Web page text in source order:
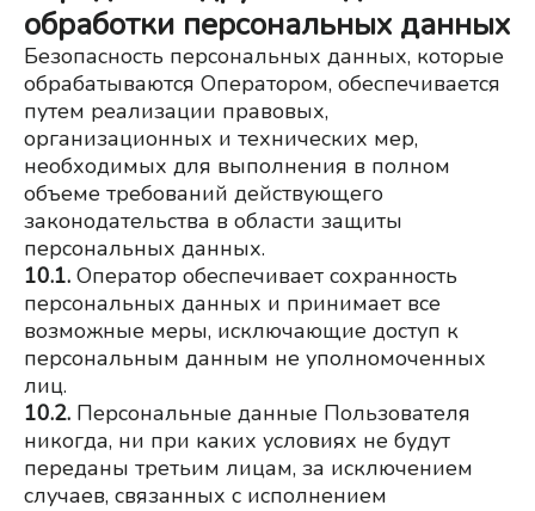
обработки персональных данных
Безопасность персональных данных, которые
обрабатываются Оператором, обеспечивается
путем реализации правовых,
организационных и технических мер,
необходимых для выполнения в полном
объеме требований действующего
законодательства в области защиты
персональных данных.
10.1. Оператор обеспечивает сохранность
персональных данных и принимает все
возможные меры, исключающие доступ к
персональным данным не уполномоченных
лиц.
10.2. Персональные данные Пользователя
никогда, ни при каких условиях не будут
переданы третьим лицам, за исключением
случаев, связанных с исполнением